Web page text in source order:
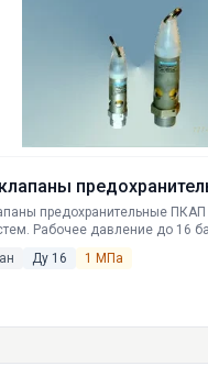
предохранительные
Рабочее давление до 16
Ду 16 1 МПа